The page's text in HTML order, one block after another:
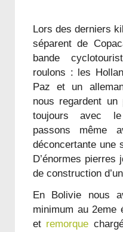
Lors des derniers
séparent de
bande
roulons : les
Paz et un
nous regardent
toujours avec
passons même
déconcertante une
D’énormes
de construction
En Bolivie nous
minimum au 2eme
et remorque